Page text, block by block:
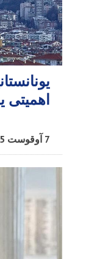
اهمیتی
7 آوقوست 21:45